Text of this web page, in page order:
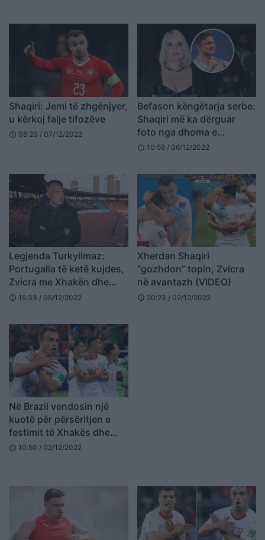
Shaqiri: Jemi të zhgënjyer,
u kërkoj falje tifozëve
schedule 08:20 / 07/12/2022
Befason këngëtarja serbe:
Shaqiri më ka dërguar
foto nga dhoma e
zhveshjes, dëgjonte
schedule 10:58 / 06/12/2022
Legjenda Turkyilmaz:
Portugalia të ketë kujdes,
Zvicra me Xhakën dhe
Shaqirin shumë e fortë
schedule 15:33 / 05/12/2022
Xherdan Shaqiri
“gozhdon” topin, Zvicra
në avantazh (VIDEO)
schedule 20:23 / 02/12/2022
Në Brazil vendosin një
kuotë për përsëritjen e
festimit të Xhakës dhe
Shaqirit me shqiponjë
schedule 10:50 / 02/12/2022